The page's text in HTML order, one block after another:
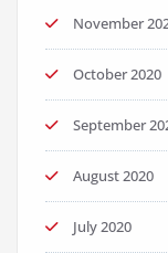
November
October 2020
September
August 2020
July 2020